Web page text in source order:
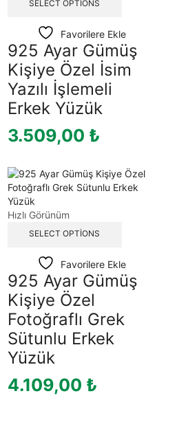
SELECT OPTIONS
Favorilere Ekle
925 Ayar Gümüş
Kişiye Özel İsim
Yazılı İşlemeli
Erkek Yüzük
3.509,00 ₺
Hızlı Görünüm
SELECT OPTIONS
Favorilere Ekle
925 Ayar Gümüş
Kişiye Özel
Fotoğraflı Grek
Sütunlu Erkek
Yüzük
4.109,00 ₺